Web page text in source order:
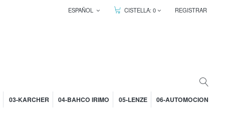
ESPAÑOL CISTELLA:0 REGISTRAR
03-KARCHER 04-BAHCO IRIMO 05-LENZE 06-AUTOMOCION